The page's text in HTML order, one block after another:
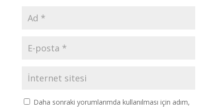
Daha sonraki yorumlarımda kullanılması için adım,